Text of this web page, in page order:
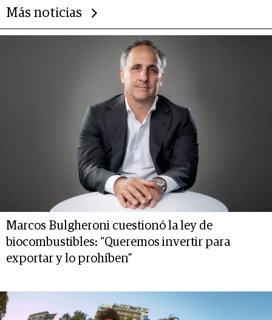
Más noticias
Marcos Bulgheroni cuestionó la ley de
biocombustibles: “Queremos invertir para
exportar y lo prohíben”